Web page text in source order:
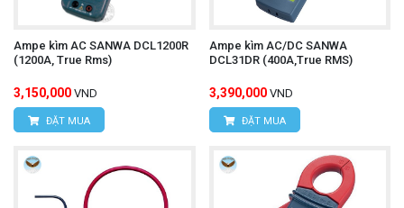
Ampe kìm AC SANWA DCL1200R
(1200A, True Rms)
3,150,000 VND
ĐẶT MUA
Ampe kìm AC/DC SANWA
DCL31DR (400A,True RMS)
3,390,000 VND
ĐẶT MUA